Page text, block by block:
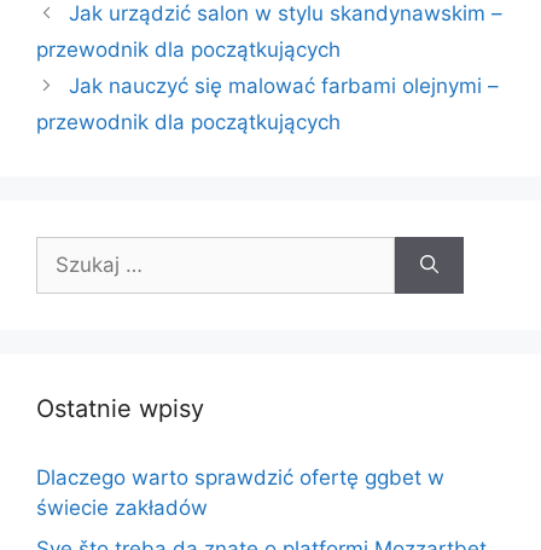
Jak urządzić salon w stylu skandynawskim –
przewodnik dla początkujących
Jak nauczyć się malować farbami olejnymi –
przewodnik dla początkujących
Szukaj:
Ostatnie wpisy
Dlaczego warto sprawdzić ofertę ggbet w
świecie zakładów